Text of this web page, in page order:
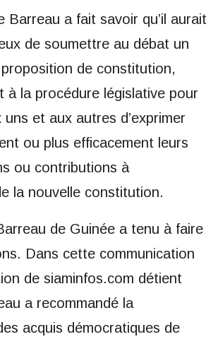
Barreau a fait savoir qu’il aurait
de soumettre au débat un
de constitution,
à la procédure législative pour
et aux autres d’exprimer
ou plus efficacement leurs
ou contributions à
la nouvelle constitution.
de Guinée a tenu à faire
Dans cette communication
de siaminfos.com détient
a recommandé la
acquis démocratiques de